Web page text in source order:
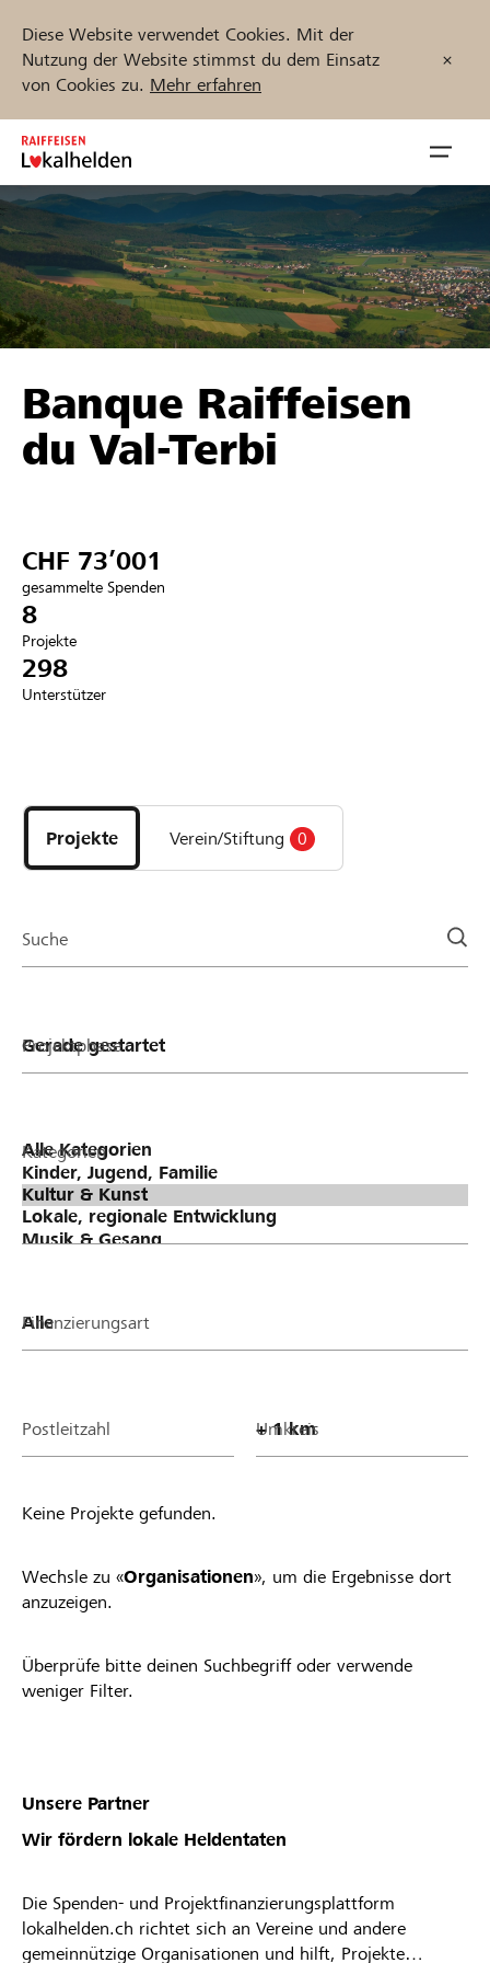
Diese Website verwendet Cookies. Mit der
Nutzung der Website stimmst du dem Einsatz
von Cookies zu. Mehr erfahren
Zum
Inhalt
springen
öffnen
Unterstützen
Hilfe & Support
Anmelden
Projekte und Organisationen finden
Jetzt starten
DE FR IT
Banque Raiffeisen
du Val-Terbi
CHF 73’001
gesammelte Spenden
8
Projekte
298
Unterstützer
Projekte
und
Organisationen
Projekte Verein/Stiftung 0
Suche
Projektphase
Kategorien
Finanzierungsart
Postleitzahl Umkreis
Keine Projekte gefunden.
Wechsle zu «Organisationen», um die Ergebnisse dort
anzuzeigen.
Überprüfe bitte deinen Suchbegriff oder verwende
weniger Filter.
Unsere Partner
Wir fördern lokale Heldentaten
Die Spenden- und Projektfinanzierungsplattform
lokalhelden.ch richtet sich an Vereine und andere
gemeinnützige Organisationen und hilft, Projekte